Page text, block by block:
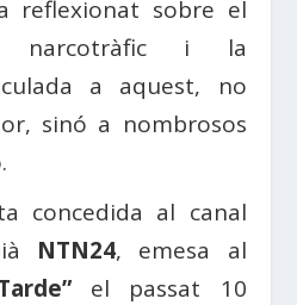
reflexionat sobre el
narcotràfic i la
a aquest, no
sinó a nombrosos
concedida al canal
NTN24, emesa al
el passat 10